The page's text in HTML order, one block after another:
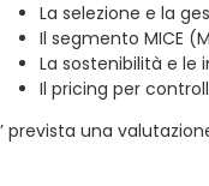
La selezione e la
Il segmento MICE
La sostenibilità e le
Il pricing per
prevista una